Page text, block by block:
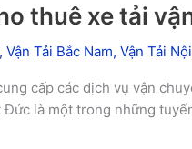
thuê xe tải
, Vận Tải Bắc Nam, Vận Tải
cấp các dịch vụ vận
Đức là một trong những